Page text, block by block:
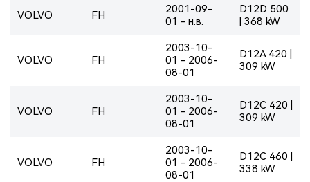
VOLVO FH
2001-09-
01 - н.в.
D12D 500
| 368 kW
VOLVO FH
2003-10-
01 - 2006-
08-01
D12A 420 |
309 kW
VOLVO FH
2003-10-
01 - 2006-
08-01
D12C 420 |
309 kW
VOLVO FH
2003-10-
01 - 2006-
08-01
D12C 460 |
338 kW